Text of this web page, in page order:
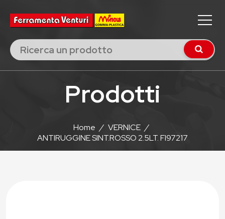
Prodotti
Home / VERNICE /
ANTIRUGGINE SINT.ROSSO 2.5LT. FI97217